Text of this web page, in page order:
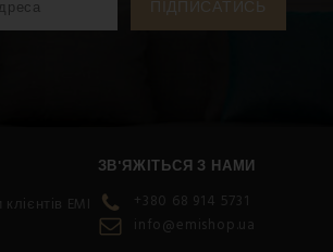
EMI
ЗВ'ЯЖІТЬСЯ З НАМИ
+380 68 914 5731
info@emishop.ua